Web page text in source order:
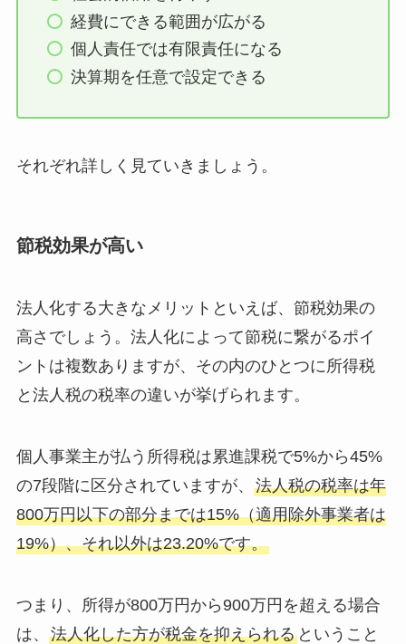
経費にできる範囲が広がる
個人責任では有限責任になる
決算期を任意で設定できる
それぞれ詳しく見ていきましょう。
節税効果が高い
法人化する大きなメリットといえば、節税効果の
高さでしょう。法人化によって節税に繋がるポイ
ントは複数ありますが、その内のひとつに所得税
と法人税の税率の違いが挙げられます。
個人事業主が払う所得税は累進課税で5%から45%
の7段階に区分されていますが、 法人税の税率は年
800万円以下の部分までは15%（適用除外事業者は
19%）、それ以外は23.20%です。
つまり、所得が800万円から900万円を超える場合
は、 法人化した方が税金を抑えられるということ